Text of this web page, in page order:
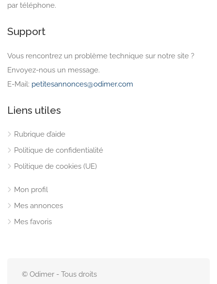
par téléphone.
Support
Vous rencontrez un problème technique sur notre site ?
Envoyez-nous un message.
E-Mail: petitesannonces@odimer.com
Liens utiles
Rubrique d’aide
Politique de confidentialité
Politique de cookies (UE)
Mon profil
Mes annonces
Mes favoris
© Odimer - Tous droits